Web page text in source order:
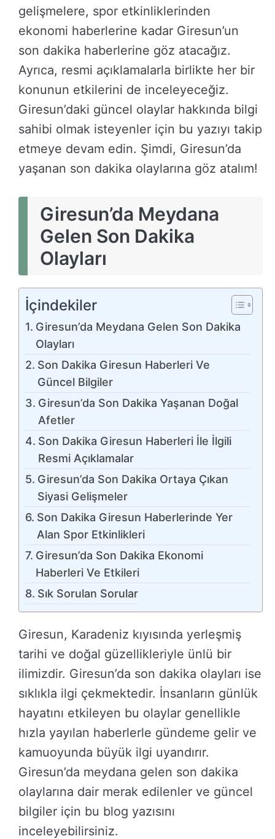
gelişmelere, spor etkinliklerinden
ekonomi haberlerine kadar Giresun’un
son dakika haberlerine göz atacağız.
Ayrıca, resmi açıklamalarla birlikte her bir
konunun etkilerini de inceleyeceğiz.
Giresun’daki güncel olaylar hakkında bilgi
sahibi olmak isteyenler için bu yazıyı takip
etmeye devam edin. Şimdi, Giresun’da
yaşanan son dakika olaylarına göz atalım!
Giresun’da Meydana
Gelen Son Dakika
Olayları
İçindekiler
Giresun’da Meydana Gelen Son Dakika
Olayları
Son Dakika Giresun Haberleri Ve
Güncel Bilgiler
Giresun’da Son Dakika Yaşanan Doğal
Afetler
Son Dakika Giresun Haberleri İle İlgili
Resmi Açıklamalar
Giresun’da Son Dakika Ortaya Çıkan
Siyasi Gelişmeler
Son Dakika Giresun Haberlerinde Yer
Alan Spor Etkinlikleri
Giresun’da Son Dakika Ekonomi
Haberleri Ve Etkileri
Sık Sorulan Sorular
Giresun, Karadeniz kıyısında yerleşmiş
tarihi ve doğal güzellikleriyle ünlü bir
ilimizdir. Giresun’da son dakika olayları ise
sıklıkla ilgi çekmektedir. İnsanların günlük
hayatını etkileyen bu olaylar genellikle
hızla yayılan haberlerle gündeme gelir ve
kamuoyunda büyük ilgi uyandırır.
Giresun’da meydana gelen son dakika
olaylarına dair merak edilenler ve güncel
bilgiler için bu blog yazısını
inceleyebilirsiniz.